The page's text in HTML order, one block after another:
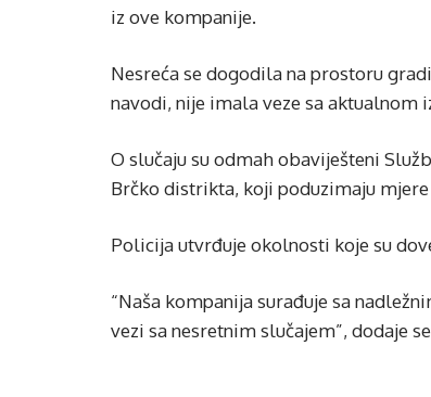
iz ove kompanije.
Nesreća se dogodila na prostoru
navodi, nije imala veze sa aktualnom
O slučaju su odmah obaviješteni
Brčko distrikta, koji poduzimaju
Policija utvrđuje okolnosti koje su
“Naša kompanija surađuje sa
vezi sa nesretnim slučajem”, dodaje